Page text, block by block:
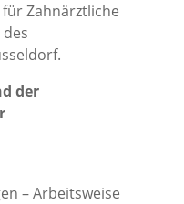
Zahnärztliche
der
– Arbeitsweise